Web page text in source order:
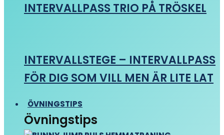
INTERVALLPASS TRIO PÅ TRÖSKEL
INTERVALLSTEGE – INTERVALLPASS
FÖR DIG SOM VILL MEN ÄR LITE LAT
ÖVNINGSTIPS
Övningstips